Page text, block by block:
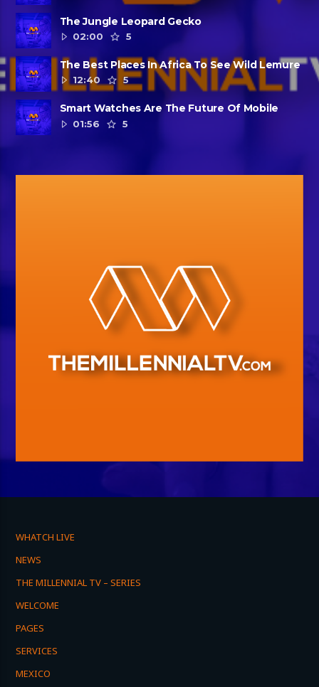
The Jungle Leopard Gecko
02:00
5
The Best Places In Africa To See Wild Lemure
12:40
5
Smart Watches Are The Future Of Mobile
01:56
5
WHATCH LIVE
NEWS
THE MILLENNIAL TV – SERIES
WELCOME
PAGES
SERVICES
MEXICO